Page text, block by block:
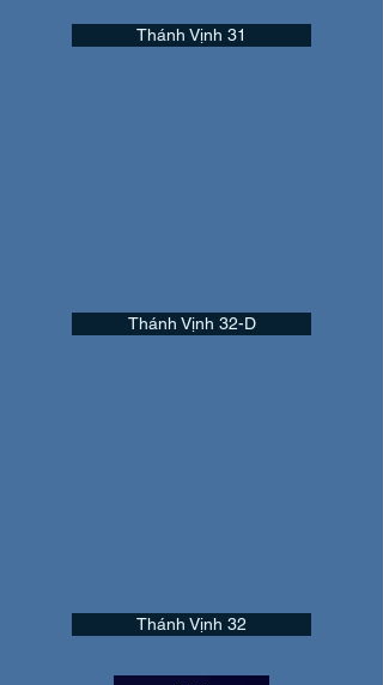
Thánh Vịnh 31
Thánh Vịnh 32-D
Thánh Vịnh 32